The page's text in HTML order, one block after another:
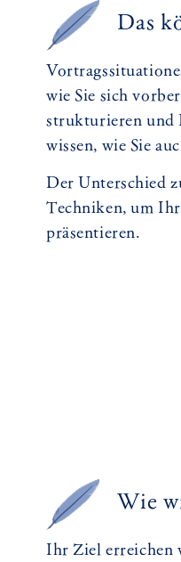
Das
wie Sie sich
strukturieren und
wissen, wie Sie
Der Unterschied
Techniken, um
präsentieren.
Wie
Ihr Ziel erreichen